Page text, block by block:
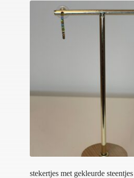
stekertjes met gekleurde steentjes